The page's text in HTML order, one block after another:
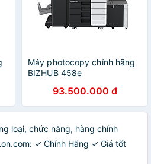
Máy photocopy chính hãng
BIZHUB 458e
93.500.000 đ
loại, chức năng, hàng chính
✓ Chính Hãng ✓ Giá tốt